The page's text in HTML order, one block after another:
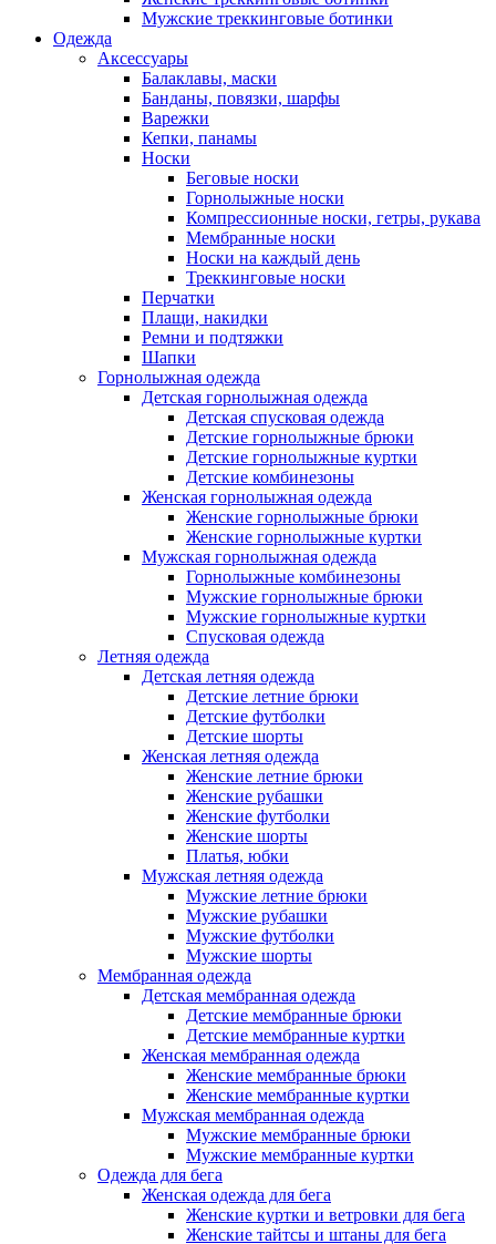
Мужские треккинговые ботинки
Одежда
Аксессуары
Балаклавы, маски
Банданы, повязки, шарфы
Варежки
Кепки, панамы
Носки
Беговые носки
Горнолыжные носки
Компрессионные носки, гетры, рукава
Мембранные носки
Носки на каждый день
Треккинговые носки
Перчатки
Плащи, накидки
Ремни и подтяжки
Шапки
Горнолыжная одежда
Детская горнолыжная одежда
Детская спусковая одежда
Детские горнолыжные брюки
Детские горнолыжные куртки
Детские комбинезоны
Женская горнолыжная одежда
Женские горнолыжные брюки
Женские горнолыжные куртки
Мужская горнолыжная одежда
Горнолыжные комбинезоны
Мужские горнолыжные брюки
Мужские горнолыжные куртки
Спусковая одежда
Летняя одежда
Детская летняя одежда
Детские летние брюки
Детские футболки
Детские шорты
Женская летняя одежда
Женские летние брюки
Женские рубашки
Женские футболки
Женские шорты
Платья, юбки
Мужская летняя одежда
Мужские летние брюки
Мужские рубашки
Мужские футболки
Мужские шорты
Мембранная одежда
Детская мембранная одежда
Детские мембранные брюки
Детские мембранные куртки
Женская мембранная одежда
Женские мембранные брюки
Женские мембранные куртки
Мужская мембранная одежда
Мужские мембранные брюки
Мужские мембранные куртки
Одежда для бега
Женская одежда для бега
Женские куртки и ветровки для бега
Женские тайтсы и штаны для бега